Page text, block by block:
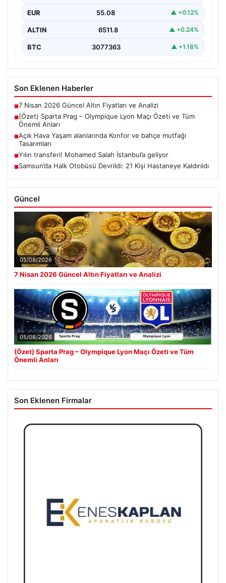
EUR 55.08 ▲ +0.12%
ALTIN 6511.8 ▲ +0.24%
BTC 3077363 ▲ +1.18%
Son Eklenen Haberler
■7 Nisan 2026 Güncel Altın Fiyatları ve Analizi
■(Özet) Sparta Prag – Olympique Lyon Maçı Özeti ve Tüm
Önemli Anları
■Açık Hava Yaşam alanlarında Konfor ve bahçe mutfağı
Tasarımları
■Yılın transferi! Mohamed Salah İstanbul’a geliyor
■Samsun’da Halk Otobüsü Devrildi: 21 Kişi Hastaneye Kaldırıldı
Güncel
05/08/2026
7 Nisan 2026 Güncel Altın Fiyatları ve Analizi
05/08/2026
(Özet) Sparta Prag – Olympique Lyon Maçı Özeti ve Tüm
Önemli Anları
Son Eklenen Firmalar